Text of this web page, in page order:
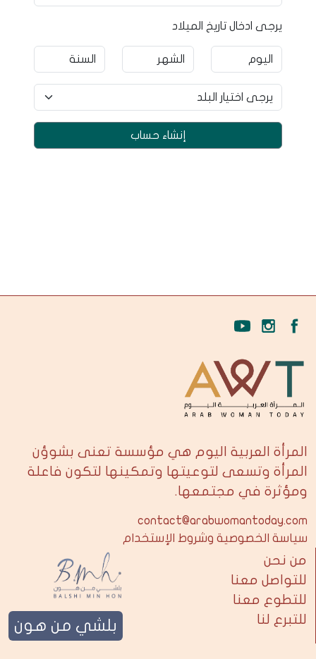
يرجى ادخال تاريخ الميلاد
إنشاء حساب
المرأة العربية اليوم هي مؤسسة تعنى بشوؤن
المرأة وتسعى لتوعيتها وتمكينها لتكون فاعلة
ومؤثرة في مجتمعها.
contact@arabwomantoday.com
سياسة الخصوصية وشروط الإستخدام
من نحن
للتواصل معنا
للتطوع معنا
للتبرع لنا
بلشي من هون